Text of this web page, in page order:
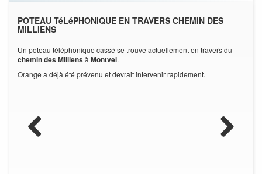
POTEAU TéLéPHONIQUE EN TRAVERS CHEMIN DES
MILLIENS
Un poteau téléphonique cassé se trouve actuellement en travers du
chemin des Milliensà Montvel.
Orange a déjà été prévenu et devrait intervenir rapidement.